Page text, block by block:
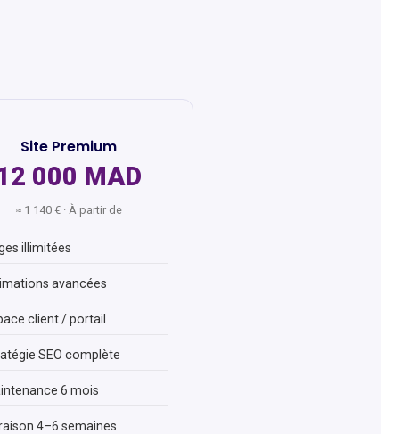
Site Premium
000 MAD
≈ 1 140 € · À partir de
illimitées
avancées
client / portail
SEO complète
6 mois
4–6 semaines